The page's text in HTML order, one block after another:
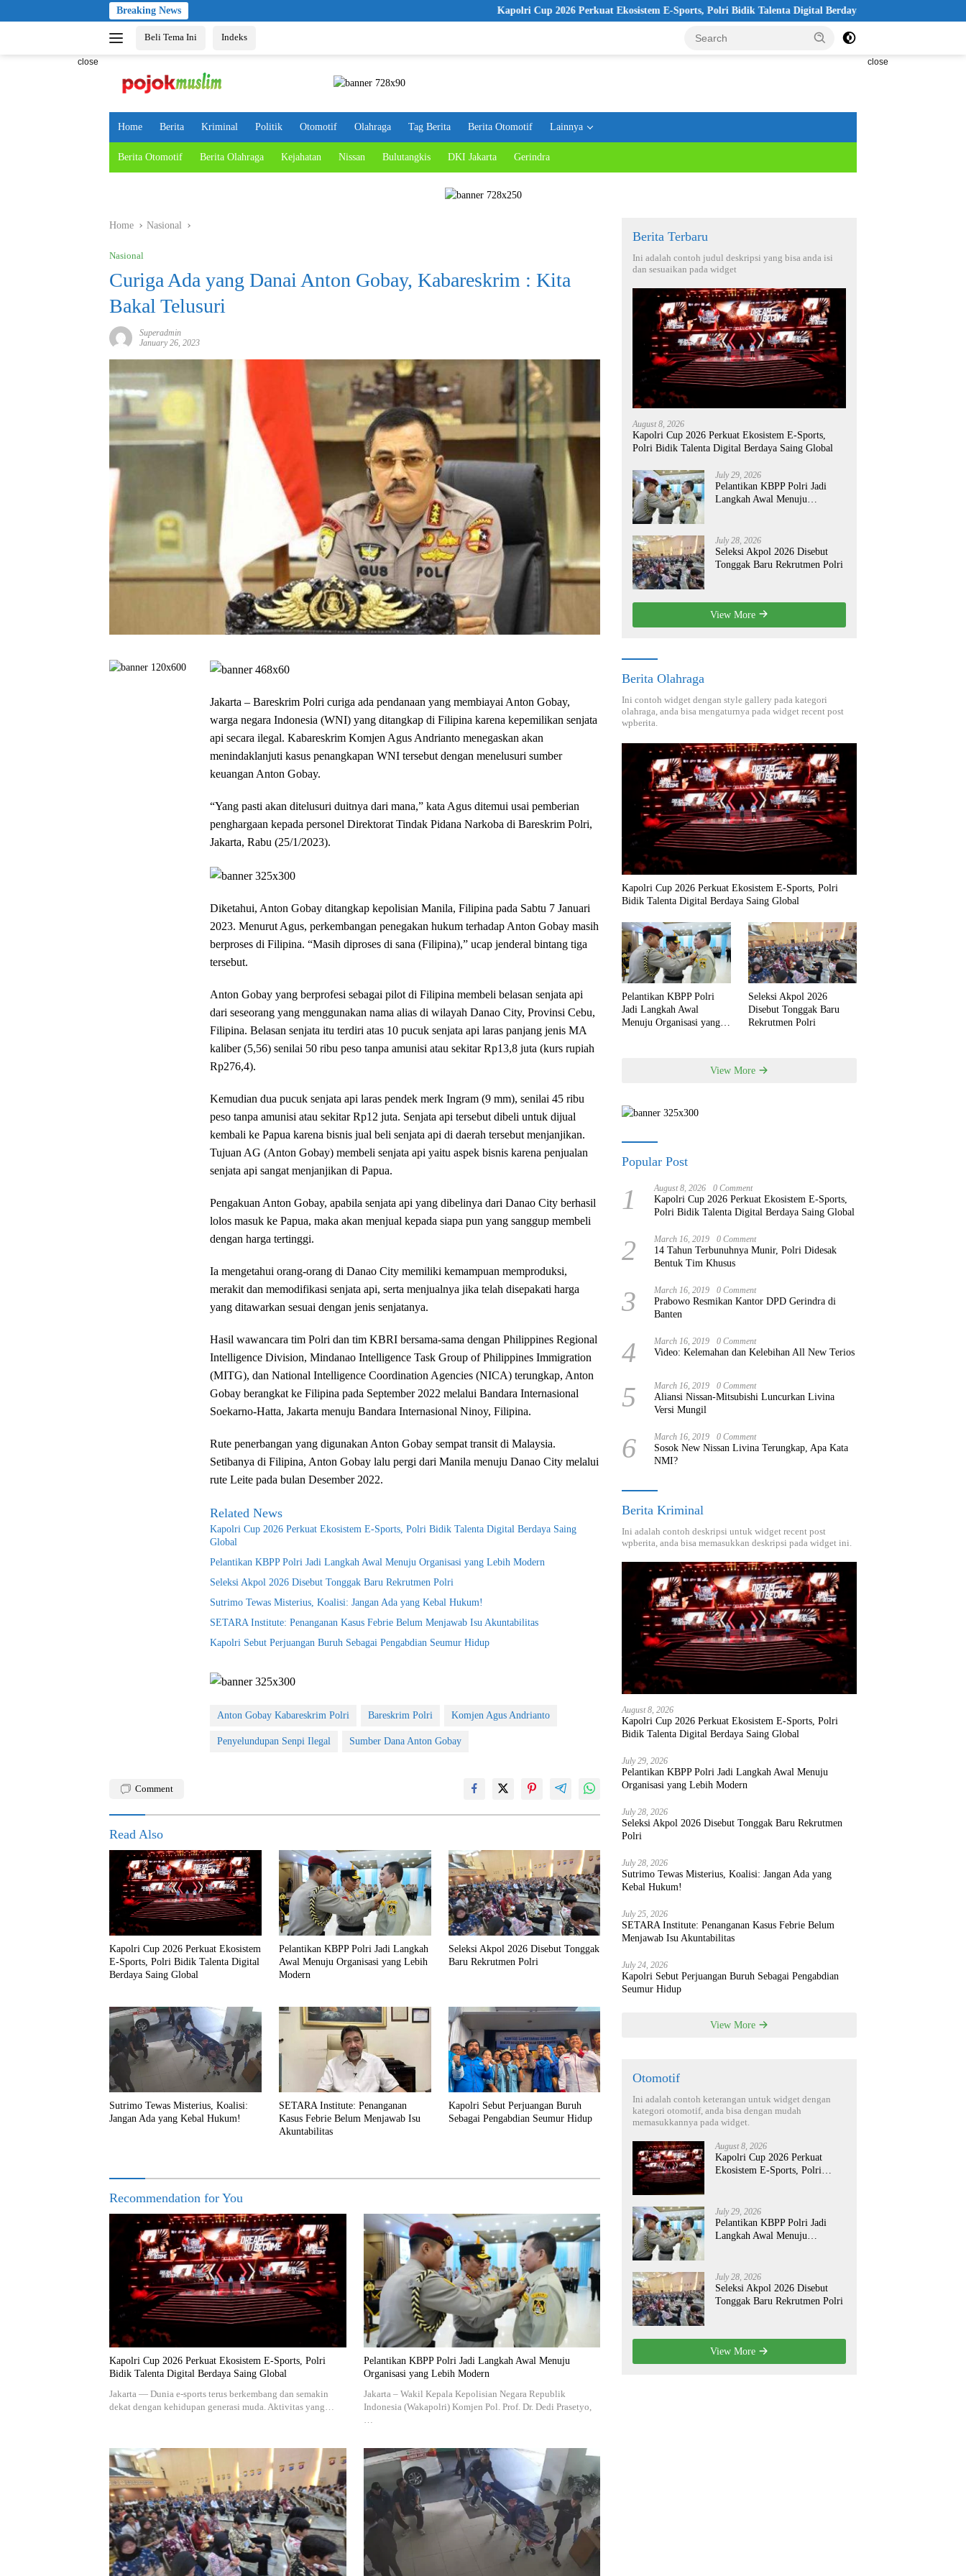
to
Breaking News Kapolri Cup 2026 Perkuat Ekosistem E-Sports, Polri Bidik Talenta Digital Berdaya Saing Global
Beli Tema Ini Indeks
close close
Home Berita Kriminal Politik Otomotif Olahraga Tag Berita Berita Otomotif Lainnya
Berita Otomotif Berita Olahraga Kejahatan Nissan Bulutangkis DKI Jakarta Gerindra
Home Nasional
Nasional
Curiga Ada yang Danai Anton Gobay, Kabareskrim : Kita
Bakal Telusuri
Superadmin
January 26, 2023
Jakarta – Bareskrim Polri curiga ada pendanaan yang membiayai Anton Gobay,
warga negara Indonesia (WNI) yang ditangkap di Filipina karena kepemilikan senjata
api secara ilegal. Kabareskrim Komjen Agus Andrianto menegaskan akan
menindaklanjuti kasus penangkapan WNI tersebut dengan menelusuri sumber
keuangan Anton Gobay.
“Yang pasti akan ditelusuri duitnya dari mana,” kata Agus ditemui usai pemberian
penghargaan kepada personel Direktorat Tindak Pidana Narkoba di Bareskrim Polri,
Jakarta, Rabu (25/1/2023).
Diketahui, Anton Gobay ditangkap kepolisian Manila, Filipina pada Sabtu 7 Januari
2023. Menurut Agus, perkembangan penegakan hukum terhadap Anton Gobay masih
berproses di Filipina. “Masih diproses di sana (Filipina),” ucap jenderal bintang tiga
tersebut.
Anton Gobay yang berprofesi sebagai pilot di Filipina membeli belasan senjata api
dari seseorang yang menggunakan nama alias di wilayah Danao City, Provinsi Cebu,
Filipina. Belasan senjata itu terdiri atas 10 pucuk senjata api laras panjang jenis MA
kaliber (5,56) senilai 50 ribu peso tanpa amunisi atau sekitar Rp13,8 juta (kurs rupiah
Rp276,4).
Kemudian dua pucuk senjata api laras pendek merk Ingram (9 mm), senilai 45 ribu
peso tanpa amunisi atau sekitar Rp12 juta. Senjata api tersebut dibeli untuk dijual
kembali ke Papua karena bisnis jual beli senjata api di daerah tersebut menjanjikan.
Tujuan AG (Anton Gobay) membeli senjata api yaitu aspek bisnis karena penjualan
senjata api sangat menjanjikan di Papua.
Pengakuan Anton Gobay, apabila senjata api yang dibelinya dari Danao City berhasil
lolos masuk ke Papua, maka akan menjual kepada siapa pun yang sanggup membeli
dengan harga tertinggi.
Ia mengetahui orang-orang di Danao City memiliki kemampuan memproduksi,
merakit dan memodifikasi senjata api, serta menjualnya jika telah disepakati harga
yang ditawarkan sesuai dengan jenis senjatanya.
Hasil wawancara tim Polri dan tim KBRI bersama-sama dengan Philippines Regional
Intelligence Division, Mindanao Intelligence Task Group of Philippines Immigration
(MITG), dan National Intelligence Coordination Agencies (NICA) terungkap, Anton
Gobay berangkat ke Filipina pada September 2022 melalui Bandara Internasional
Soekarno-Hatta, Jakarta menuju Bandara Internasional Ninoy, Filipina.
Rute penerbangan yang digunakan Anton Gobay sempat transit di Malaysia.
Setibanya di Filipina, Anton Gobay lalu pergi dari Manila menuju Danao City melalui
rute Leite pada bulan Desember 2022.
Related News
Kapolri Cup 2026 Perkuat Ekosistem E-Sports, Polri Bidik Talenta Digital Berdaya Saing
Global
Pelantikan KBPP Polri Jadi Langkah Awal Menuju Organisasi yang Lebih Modern
Seleksi Akpol 2026 Disebut Tonggak Baru Rekrutmen Polri
Sutrimo Tewas Misterius, Koalisi: Jangan Ada yang Kebal Hukum!
SETARA Institute: Penanganan Kasus Febrie Belum Menjawab Isu Akuntabilitas
Kapolri Sebut Perjuangan Buruh Sebagai Pengabdian Seumur Hidup
Anton Gobay Kabareskrim Polri Bareskrim Polri Komjen Agus Andrianto
Penyelundupan Senpi Ilegal Sumber Dana Anton Gobay
Comment
Read Also
Kapolri Cup 2026 Perkuat Ekosistem
E-Sports, Polri Bidik Talenta Digital
Berdaya Saing Global
Pelantikan KBPP Polri Jadi Langkah
Awal Menuju Organisasi yang Lebih
Modern
Seleksi Akpol 2026 Disebut Tonggak
Baru Rekrutmen Polri
Sutrimo Tewas Misterius, Koalisi:
Jangan Ada yang Kebal Hukum!
SETARA Institute: Penanganan
Kasus Febrie Belum Menjawab Isu
Akuntabilitas
Kapolri Sebut Perjuangan Buruh
Sebagai Pengabdian Seumur Hidup
Recommendation for You
Kapolri Cup 2026 Perkuat Ekosistem E-Sports, Polri
Bidik Talenta Digital Berdaya Saing Global
Jakarta — Dunia e-sports terus berkembang dan semakin
dekat dengan kehidupan generasi muda. Aktivitas yang…
Pelantikan KBPP Polri Jadi Langkah Awal Menuju
Organisasi yang Lebih Modern
Jakarta – Wakil Kepala Kepolisian Negara Republik
Indonesia (Wakapolri) Komjen Pol. Prof. Dr. Dedi Prasetyo,
Berita Terbaru
Ini adalah contoh judul deskripsi yang bisa anda isi
dan sesuaikan pada widget
August 8, 2026
Kapolri Cup 2026 Perkuat Ekosistem E-Sports,
Polri Bidik Talenta Digital Berdaya Saing Global
July 29, 2026
Pelantikan KBPP Polri Jadi
Langkah Awal Menuju
July 28, 2026
Seleksi Akpol 2026 Disebut
Tonggak Baru Rekrutmen Polri
View More
Berita Olahraga
Ini contoh widget dengan style gallery pada kategori
olahraga, anda bisa mengaturnya pada widget recent post
wpberita.
Kapolri Cup 2026 Perkuat Ekosistem E-Sports, Polri
Bidik Talenta Digital Berdaya Saing Global
Pelantikan KBPP Polri
Jadi Langkah Awal
Menuju Organisasi yang
Seleksi Akpol 2026
Disebut Tonggak Baru
Rekrutmen Polri
View More
Popular Post
1 August 8, 2026 0 Comment
Kapolri Cup 2026 Perkuat Ekosistem E-Sports,
Polri Bidik Talenta Digital Berdaya Saing Global
2 March 16, 2019 0 Comment
14 Tahun Terbunuhnya Munir, Polri Didesak
Bentuk Tim Khusus
3 March 16, 2019 0 Comment
Prabowo Resmikan Kantor DPD Gerindra di
Banten
4 March 16, 2019 0 Comment
Video: Kelemahan dan Kelebihan All New Terios
5 March 16, 2019 0 Comment
Aliansi Nissan-Mitsubishi Luncurkan Livina
Versi Mungil
6 March 16, 2019 0 Comment
Sosok New Nissan Livina Terungkap, Apa Kata
NMI?
Berita Kriminal
Ini adalah contoh deskripsi untuk widget recent post
wpberita, anda bisa memasukkan deskripsi pada widget ini.
August 8, 2026
Kapolri Cup 2026 Perkuat Ekosistem E-Sports, Polri
Bidik Talenta Digital Berdaya Saing Global
July 29, 2026
Pelantikan KBPP Polri Jadi Langkah Awal Menuju
Organisasi yang Lebih Modern
July 28, 2026
Seleksi Akpol 2026 Disebut Tonggak Baru Rekrutmen
Polri
July 28, 2026
Sutrimo Tewas Misterius, Koalisi: Jangan Ada yang
Kebal Hukum!
July 25, 2026
SETARA Institute: Penanganan Kasus Febrie Belum
Menjawab Isu Akuntabilitas
July 24, 2026
Kapolri Sebut Perjuangan Buruh Sebagai Pengabdian
Seumur Hidup
View More
Otomotif
Ini adalah contoh keterangan untuk widget dengan
kategori otomotif, anda bisa dengan mudah
memasukkannya pada widget.
August 8, 2026
Kapolri Cup 2026 Perkuat
Ekosistem E-Sports, Polri
July 29, 2026
Pelantikan KBPP Polri Jadi
Langkah Awal Menuju
July 28, 2026
Seleksi Akpol 2026 Disebut
Tonggak Baru Rekrutmen Polri
View More